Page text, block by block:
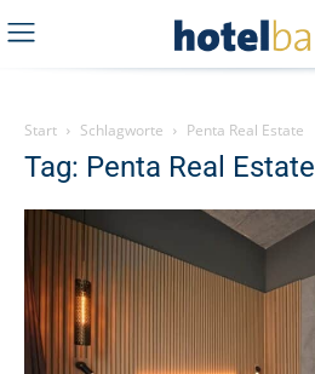
Start Schlagworte Penta Real Estate
Tag: Penta Real Estate